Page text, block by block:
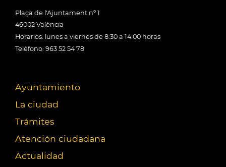
Plaça de l'Ajuntament nº 1
46002 València
Horarios: lunes a viernes de 8:30 a 14:00 horas
Teléfono: 963 52 54 78
Ayuntamiento
La ciudad
Trámites
Atención ciudadana
Actualidad